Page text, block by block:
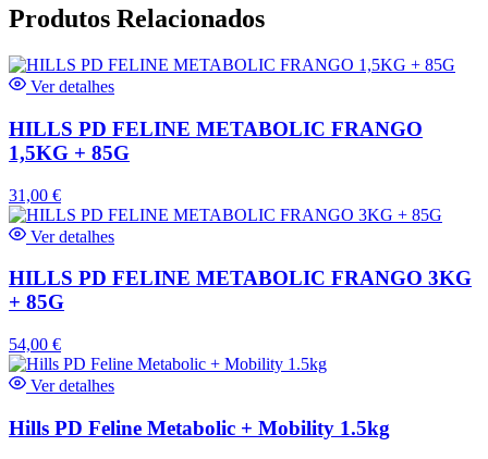
Produtos Relacionados
Ver detalhes
HILLS PD FELINE METABOLIC FRANGO
1,5KG + 85G
31,00 €
Ver detalhes
HILLS PD FELINE METABOLIC FRANGO 3KG
+ 85G
54,00 €
Ver detalhes
Hills PD Feline Metabolic + Mobility 1.5kg